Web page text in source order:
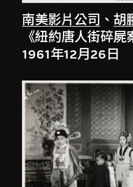
南美影片公司 、胡
《紐約唐人街碎
1961年12月26日